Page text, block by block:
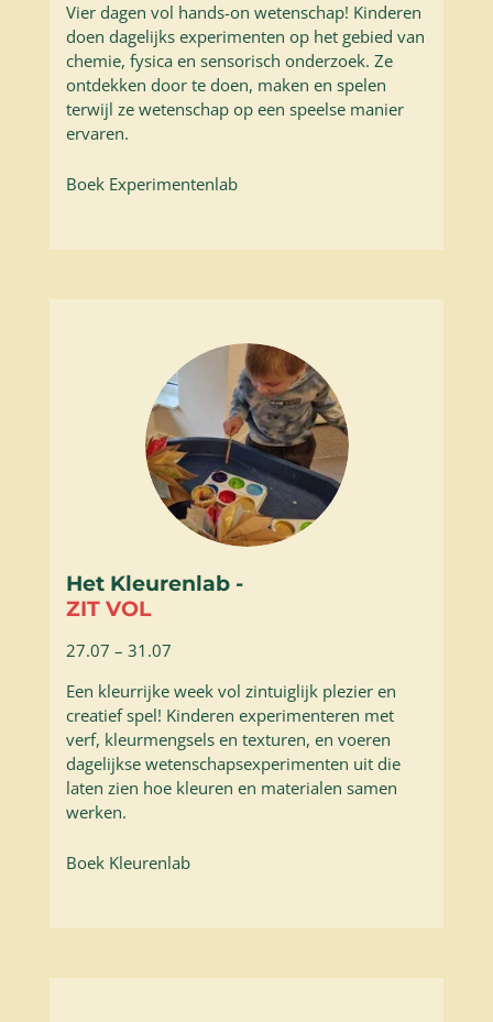
Vier dagen vol hands-on wetenschap! Kinderen
doen dagelijks experimenten op het gebied van
chemie, fysica en sensorisch onderzoek. Ze
ontdekken door te doen, maken en spelen
terwijl ze wetenschap op een speelse manier
ervaren.
Boek Experimentenlab
Het Kleurenlab -
ZIT VOL
27.07 – 31.07
Een kleurrijke week vol zintuiglijk plezier en
creatief spel! Kinderen experimenteren met
verf, kleurmengsels en texturen, en voeren
dagelijkse wetenschapsexperimenten uit die
laten zien hoe kleuren en materialen samen
werken.
Boek Kleurenlab